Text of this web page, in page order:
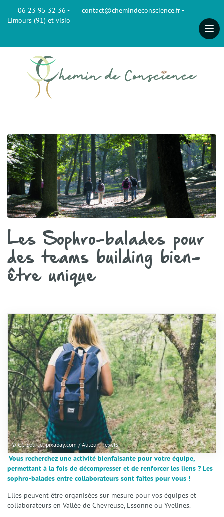
06 23 95 32 36 -
contact@chemindeconscience.fr -
Limours (91) et visio
Les Sophro-balades pour
des teams building bien-
être unique
© CC Source: pixabay.com / Auteur: Pexels
Vous recherchez une activité bienfaisante pour votre équipe,
permettant à la fois de décompresser et de renforcer les liens ? Les
sophro-balades entre collaborateurs sont faites pour vous !
Elles peuvent être organisées sur mesure pour vos équipes et
collaborateurs en Vallée de Chevreuse, Essonne ou Yvelines.